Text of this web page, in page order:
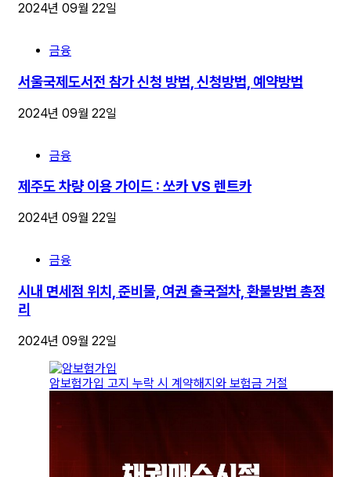
2024년 09월 22일
금융
서울국제도서전 참가 신청 방법, 신청방법, 예약방법
2024년 09월 22일
금융
제주도 차량 이용 가이드 : 쏘카 VS 렌트카
2024년 09월 22일
금융
시내 면세점 위치, 준비물, 여권 출국절차, 환불방법 총정
리
2024년 09월 22일
암보험가입 고지 누락 시 계약해지와 보험금 거절